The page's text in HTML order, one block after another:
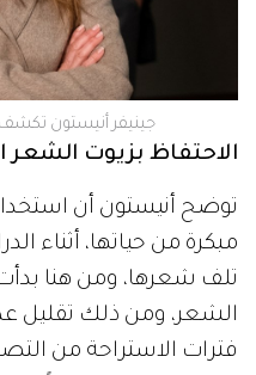
جينيفر أنيستون
الاحتفاظ بزيوت الشعر
توضح أنيستون أن
مبكرة من حياتها، أثناء
تلف شعرها، ومن هنا
الشعر، ومن ذلك تقليل
فترات الاستراحة من